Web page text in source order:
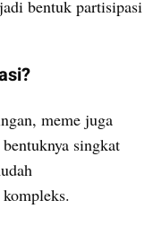
bentuk partisipasi
meme juga
singkat